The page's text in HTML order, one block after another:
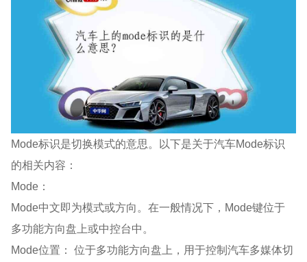
Mode标识是切换模式的意思。以下是关于汽车Mode标识
的相关内容：
Mode：
Mode中文即为模式或方向。在一般情况下，Mode键位于
多功能方向盘上或中控台中。
Mode位置： 位于多功能方向盘上，用于控制汽车多媒体切